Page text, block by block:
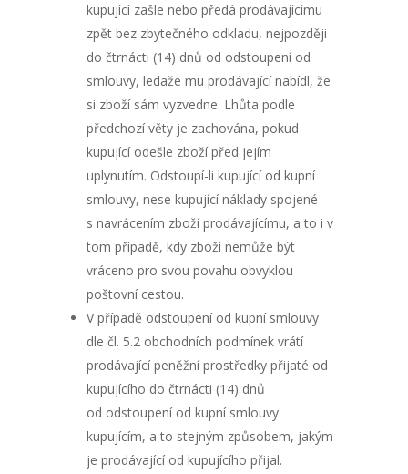
kupující zašle nebo předá prodávajícímu
zpět bez zbytečného odkladu, nejpozději
do čtrnácti (14) dnů od odstoupení od
smlouvy, ledaže mu prodávající nabídl, že
si zboží sám vyzvedne. Lhůta podle
předchozí věty je zachována, pokud
kupující odešle zboží před jejím
uplynutím. Odstoupí-li kupující od kupní
smlouvy, nese kupující náklady spojené
s navrácením zboží prodávajícímu, a to i v
tom případě, kdy zboží nemůže být
vráceno pro svou povahu obvyklou
poštovní cestou.
V případě odstoupení od kupní smlouvy
dle čl. 5.2 obchodních podmínek vrátí
prodávající peněžní prostředky přijaté od
kupujícího do čtrnácti (14) dnů
od odstoupení od kupní smlouvy
kupujícím, a to stejným způsobem, jakým
je prodávající od kupujícího přijal.